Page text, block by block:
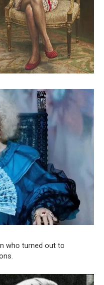
who turned out to